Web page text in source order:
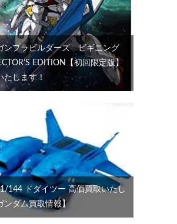
ンプラビルダーズ ビギニング
EDITION【初回限定版】
たします！
144 ドダイツー 高価買取いたし
ンダム買取情報】